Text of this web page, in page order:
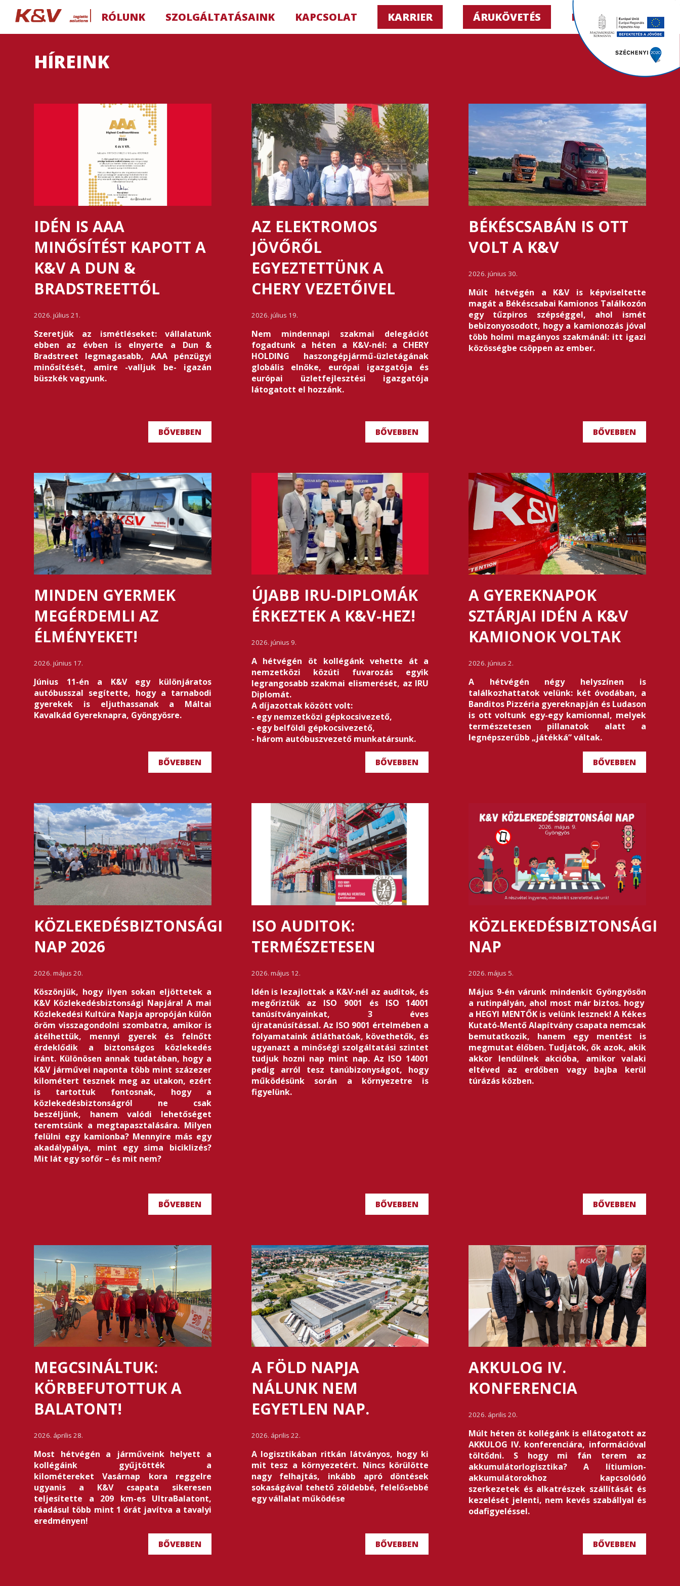
RÓLUNK SZOLGÁLTATÁSAINK KAPCSOLAT KARRIER ÁRUKÖVETÉS HU ▼
HÍREINK
IDÉN IS AAA
MINŐSÍTÉST KAPOTT A
K&V A DUN &
BRADSTREETTŐL
2026. július 21.
Szeretjük az ismétléseket: vállalatunk
ebben az évben is elnyerte a Dun &
Bradstreet legmagasabb, AAA pénzügyi
minősítését, amire -valljuk be- igazán
büszkék vagyunk.
BŐVEBBEN
AZ ELEKTROMOS
JÖVŐRŐL
EGYEZTETTÜNK A
CHERY VEZETŐIVEL
2026. július 19.
Nem mindennapi szakmai delegációt
fogadtunk a héten a K&V-nél: a CHERY
HOLDING haszongépjármű-üzletágának
globális elnöke, európai igazgatója és
európai üzletfejlesztési igazgatója
látogatott el hozzánk.
BŐVEBBEN
BÉKÉSCSABÁN IS OTT
VOLT A K&V
2026. június 30.
Múlt hétvégén a K&V is képviseltette
magát a Békéscsabai Kamionos Találkozón
egy tűzpiros szépséggel, ahol ismét
bebizonyosodott, hogy a kamionozás jóval
több holmi magányos szakmánál: itt igazi
közösségbe csöppen az ember.
BŐVEBBEN
MINDEN GYERMEK
MEGÉRDEMLI AZ
ÉLMÉNYEKET!
2026. június 17.
Június 11-én a K&V egy különjáratos
autóbusszal segítette, hogy a tarnabodi
gyerekek is eljuthassanak a Máltai
Kavalkád Gyereknapra, Gyöngyösre.
BŐVEBBEN
ÚJABB IRU-DIPLOMÁK
ÉRKEZTEK A K&V-HEZ!
2026. június 9.
A hétvégén öt kollégánk vehette át a
nemzetközi közúti fuvarozás egyik
legrangosabb szakmai elismerését, az IRU
Diplomát.
A díjazottak között volt:
- egy nemzetközi gépkocsivezető,
- egy belföldi gépkocsivezető,
- három autóbuszvezető munkatársunk.
BŐVEBBEN
A GYEREKNAPOK
SZTÁRJAI IDÉN A K&V
KAMIONOK VOLTAK
2026. június 2.
A hétvégén négy helyszínen is
találkozhattatok velünk: két óvodában, a
Banditos Pizzéria gyereknapján és Ludason
is ott voltunk egy-egy kamionnal, melyek
természetesen pillanatok alatt a
legnépszerűbb „játékká” váltak.
BŐVEBBEN
KÖZLEKEDÉSBIZTONSÁGI
NAP 2026
2026. május 20.
Köszönjük, hogy ilyen sokan eljöttetek a
K&V Közlekedésbiztonsági Napjára! A mai
Közlekedési Kultúra Napja apropóján külön
öröm visszagondolni szombatra, amikor is
átélhettük, mennyi gyerek és felnőtt
érdeklődik a biztonságos közlekedés
iránt. Különösen annak tudatában, hogy a
K&V járművei naponta több mint százezer
kilométert tesznek meg az utakon, ezért
is tartottuk fontosnak, hogy a
közlekedésbiztonságról ne csak
beszéljünk, hanem valódi lehetőséget
teremtsünk a megtapasztalására. Milyen
felülni egy kamionba? Mennyire más egy
akadálypálya, mint egy sima biciklizés?
Mit lát egy sofőr – és mit nem?
BŐVEBBEN
ISO AUDITOK:
TERMÉSZETESEN
2026. május 12.
Idén is lezajlottak a K&V-nél az auditok, és
megőriztük az ISO 9001 és ISO 14001
tanúsítványainkat, 3 éves
újratanúsítással. Az ISO 9001 értelmében a
folyamataink átláthatóak, követhetők, és
ugyanazt a minőségi szolgáltatási szintet
tudjuk hozni nap mint nap. Az ISO 14001
pedig arról tesz tanúbizonyságot, hogy
működésünk során a környezetre is
figyelünk.
BŐVEBBEN
KÖZLEKEDÉSBIZTONSÁGI
NAP
2026. május 5.
Május 9-én várunk mindenkit Gyöngyösön
a rutinpályán, ahol most már biztos. hogy
a HEGYI MENTŐK is velünk lesznek! A Kékes
Kutató-Mentő Alapítvány csapata nemcsak
bemutatkozik, hanem egy mentést is
megmutat élőben. Tudjátok, ők azok, akik
akkor lendülnek akcióba, amikor valaki
eltéved az erdőben vagy bajba kerül
túrázás közben.
BŐVEBBEN
MEGCSINÁLTUK:
KÖRBEFUTOTTUK A
BALATONT!
2026. április 28.
Most hétvégén a járműveink helyett a
kollégáink gyűjtötték a
kilométereket Vasárnap kora reggelre
ugyanis a K&V csapata sikeresen
teljesítette a 209 km-es UltraBalatont,
ráadásul több mint 1 órát javítva a tavalyi
eredményen!
BŐVEBBEN
A FÖLD NAPJA
NÁLUNK NEM
EGYETLEN NAP.
2026. április 22.
A logisztikában ritkán látványos, hogy ki
mit tesz a környezetért. Nincs körülötte
nagy felhajtás, inkább apró döntések
sokaságával tehető zöldebbé, felelősebbé
egy vállalat működése
BŐVEBBEN
AKKULOG IV.
KONFERENCIA
2026. április 20.
Múlt héten öt kollégánk is ellátogatott az
AKKULOG IV. konferenciára, információval
töltődni. S hogy mi fán terem az
akkumulátorlogisztika? A lítiumion-
akkumulátorokhoz kapcsolódó
szerkezetek és alkatrészek szállítását és
kezelését jelenti, nem kevés szabállyal és
odafigyeléssel.
BŐVEBBEN